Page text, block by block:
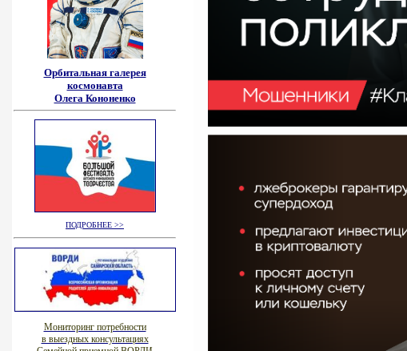
Орбитальная галерея
космонавта
Олега Кононенко
ПОДРОБНЕЕ >>
Мониторинг потребности
в выездных консультациях